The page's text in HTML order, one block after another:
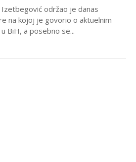
Izetbegović održao je danas
na kojoj je govorio o aktuelnim
BiH, a posebno se...